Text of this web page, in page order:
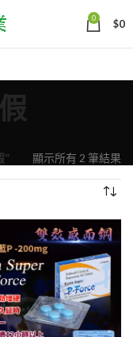
0 $0
” 顯示所有 2 筆結果